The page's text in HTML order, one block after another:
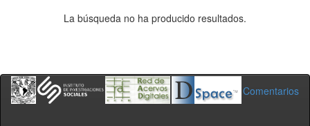
La búsqueda no ha producido resultados.
Comentarios